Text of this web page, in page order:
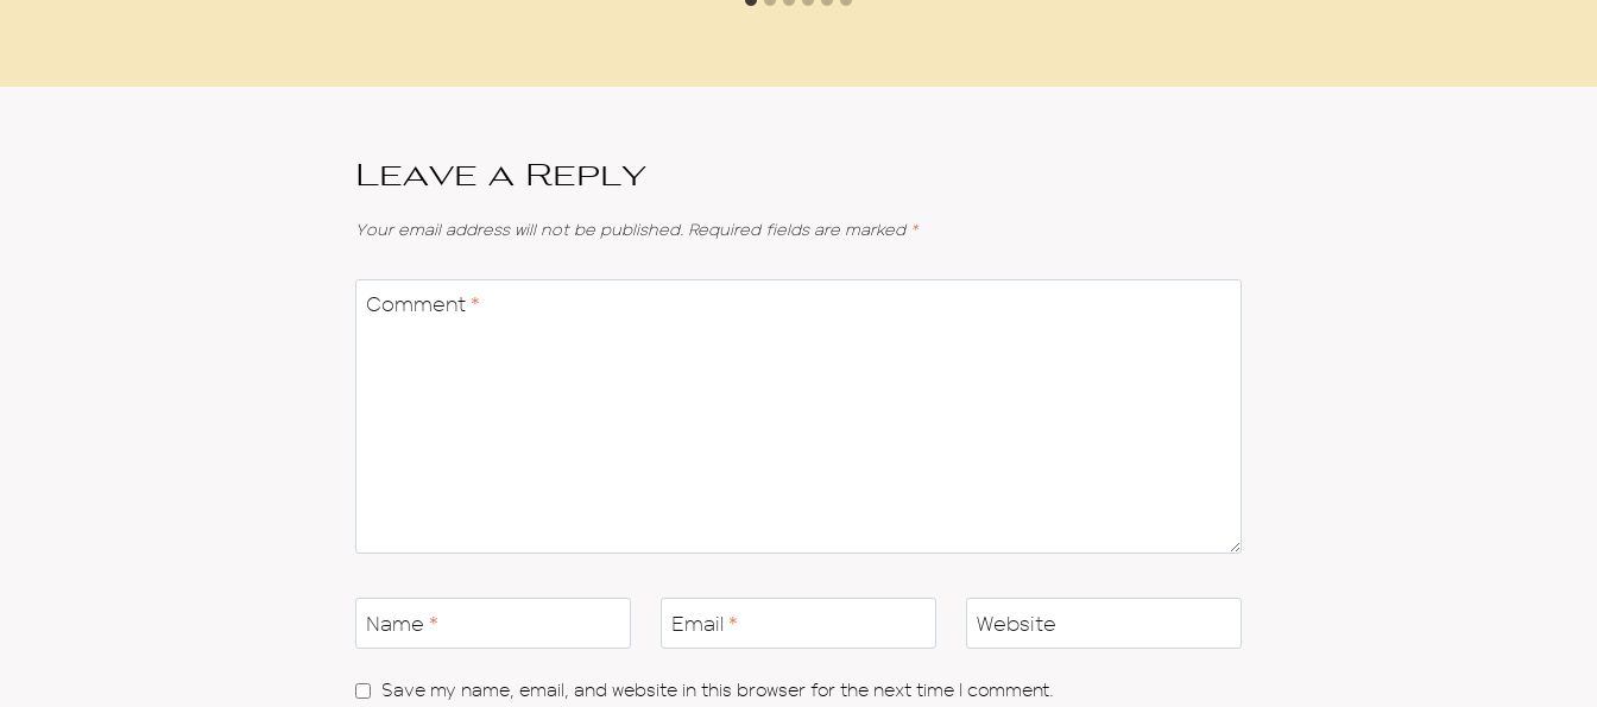
Leave a Reply
Your email address will not be published. Required fields are marked *
Comment *
Name * Email * Website
Save my name, email, and website in this browser for the next time I comment.